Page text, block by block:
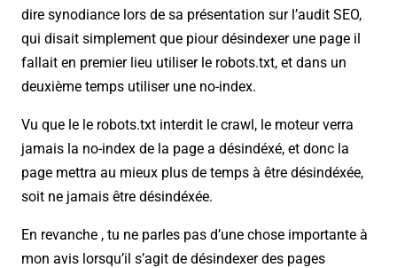
dire synodiance lors de sa présentation sur l’audit SEO,
qui disait simplement que piour désindexer une page il
fallait en premier lieu utiliser le robots.txt, et dans un
deuxième temps utiliser une no-index.
Vu que le le robots.txt interdit le crawl, le moteur verra
jamais la no-index de la page a désindéxé, et donc la
page mettra au mieux plus de temps à être désindéxée,
soit ne jamais être désindéxée.
En revanche , tu ne parles pas d’une chose importante à
mon avis lorsqu’il s’agit de désindexer des pages